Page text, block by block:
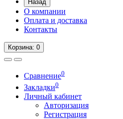
Назад
О компании
Оплата и доставка
Контакты
Корзина: 0
Сравнение0
Закладки0
Личный кабинет
Авторизация
Регистрация